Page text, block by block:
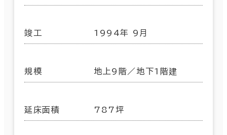
竣工 1994年 9月
規模 地上9階／地下1階建
延床面積 787坪